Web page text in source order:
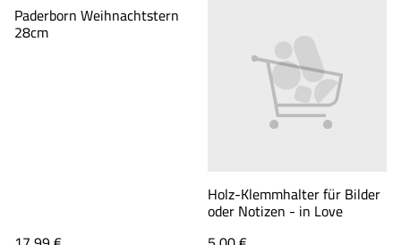
Paderborn Weihnachtstern
28cm
Holz-Klemmhalter für Bilder
oder Notizen - in Love